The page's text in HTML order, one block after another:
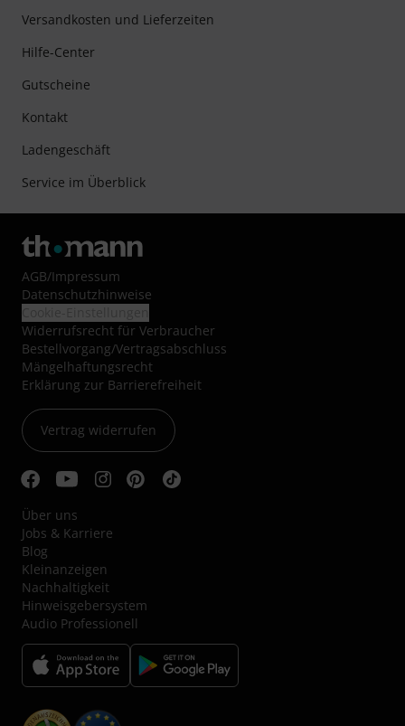
Versandkosten und Lieferzeiten
Hilfe-Center
Gutscheine
Kontakt
Ladengeschäft
Service im Überblick
AGB/Impressum
Datenschutzhinweise
Widerrufsrecht für Verbraucher
Bestellvorgang/Vertragsabschluss
Mängelhaftungsrecht
Erklärung zur Barrierefreiheit
Vertrag widerrufen
Über uns
Jobs & Karriere
Blog
Kleinanzeigen
Nachhaltigkeit
Hinweisgebersystem
Audio Professionell